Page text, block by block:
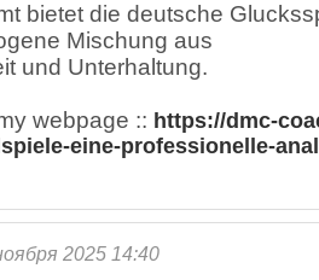
bietet die deutsche
Mischung aus
und Unterhaltung.
webpage :: https://dmc-
eine-professionelle-
2025 14:40